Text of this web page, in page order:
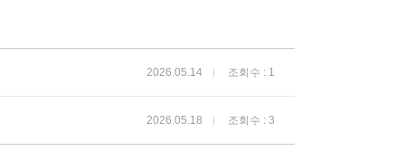
2026.05.14 조회수 : 1
2026.05.18 조회수 : 3